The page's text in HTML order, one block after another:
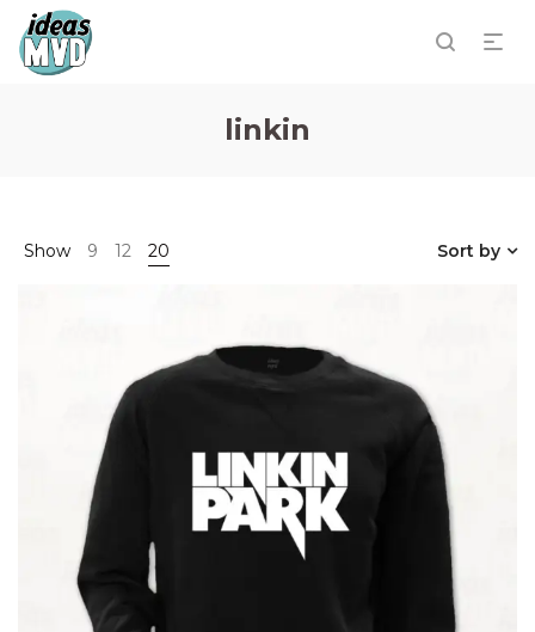
linkin
Show 9 12 20 Sort by